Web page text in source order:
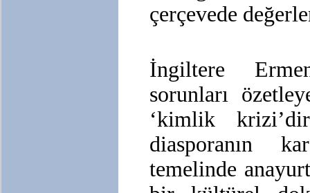
çerçevede
İngiltere
sorunları
‘kimlik
diasporanın
temelinde